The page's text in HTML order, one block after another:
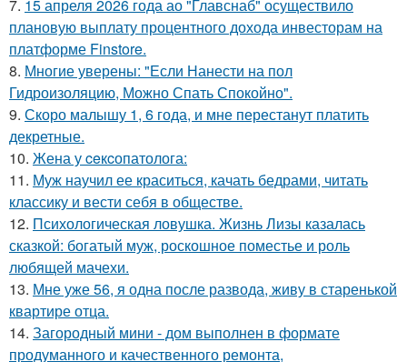
7. 15 апреля 2026 года ао "Главснаб" осуществило
плановую выплату процентного дохода инвесторам на
платформе Finstore.
8. Многие уверены: "Если Нанести на пол
Гидроизоляцию, Можно Спать Спокойно".
9. Скоро малышу 1, 6 года, и мне перестанут платить
декретные.
10. Жена у ceкcопатолога:
11. Муж научил ее краситься, качать бедрами, читать
классику и вести себя в обществе.
12. Психологическая ловушка. Жизнь Лизы казалась
сказкой: богатый муж, роскошное поместье и роль
любящей мачехи.
13. Мне уже 56, я одна после развода, живу в старенькой
квартире отца.
14. Загородный мини - дом выполнен в формате
продуманного и качественного ремонта,